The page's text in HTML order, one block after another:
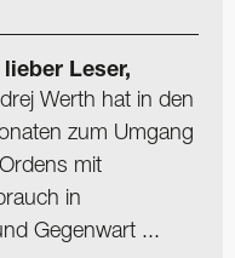
Leser,
Werth hat in den
zum Umgang
mit
in
Gegenwart ...